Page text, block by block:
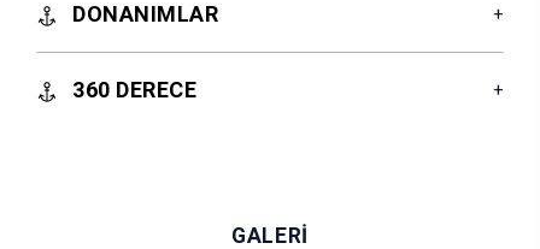
DONANIMLAR
360 DERECE
GALERİ